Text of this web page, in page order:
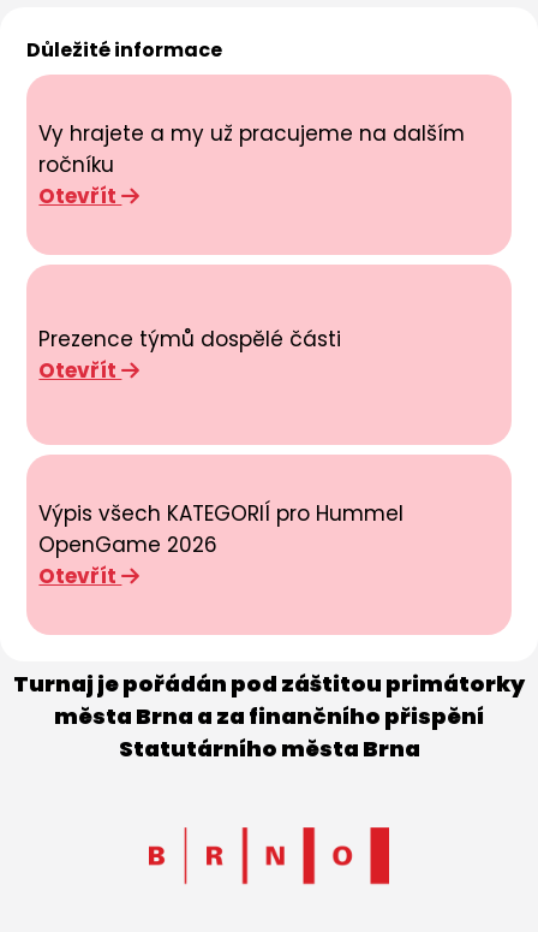
Důležité informace
Vy hrajete a my už pracujeme na dalším
ročníku
Otevřít
Prezence týmů dospělé části
Otevřít
Výpis všech KATEGORIÍ pro Hummel
OpenGame 2026
Otevřít
Turnaj je pořádán pod záštitou primátorky
města Brna a za finančního přispění
Statutárního města Brna